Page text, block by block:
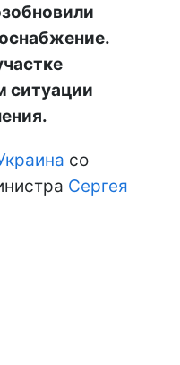
ситуации
со
Сергея